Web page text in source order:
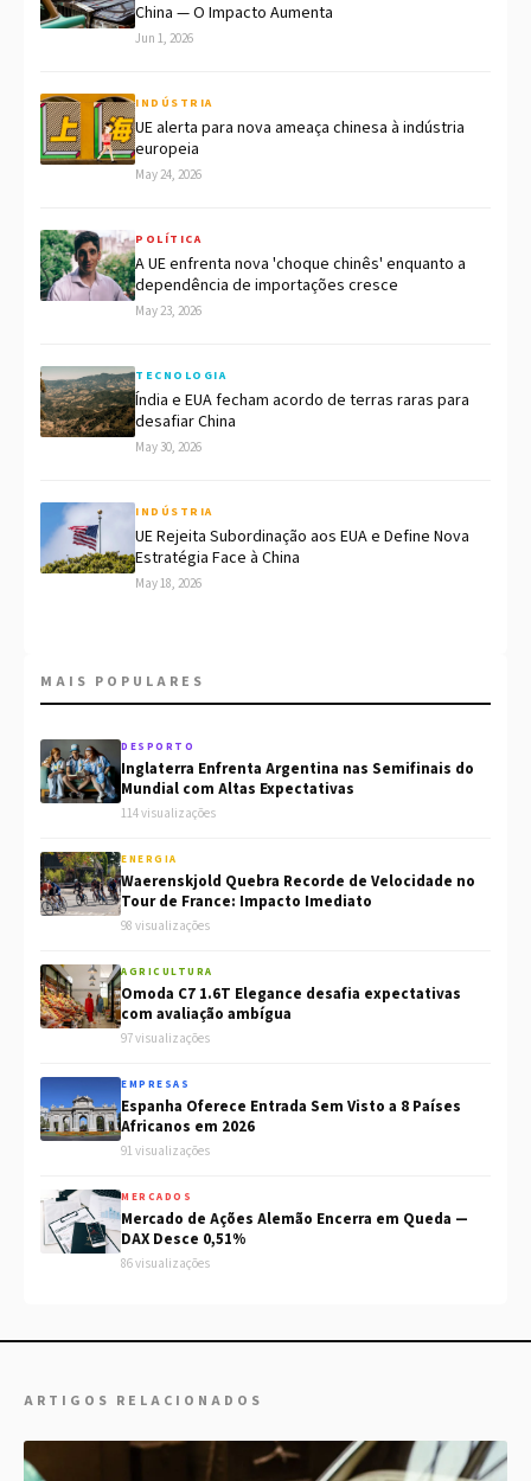
China — O Impacto Aumenta
Jun 1, 2026
INDÚSTRIA
UE alerta para nova ameaça chinesa à indústria
europeia
May 24, 2026
POLÍTICA
A UE enfrenta nova 'choque chinês' enquanto a
dependência de importações cresce
May 23, 2026
TECNOLOGIA
Índia e EUA fecham acordo de terras raras para
desafiar China
May 30, 2026
INDÚSTRIA
UE Rejeita Subordinação aos EUA e Define Nova
Estratégia Face à China
May 18, 2026
MAIS POPULARES
DESPORTO
Inglaterra Enfrenta Argentina nas Semifinais do
Mundial com Altas Expectativas
114 visualizações
ENERGIA
Waerenskjold Quebra Recorde de Velocidade no
Tour de France: Impacto Imediato
98 visualizações
AGRICULTURA
Omoda C7 1.6T Elegance desafia expectativas
com avaliação ambígua
97 visualizações
EMPRESAS
Espanha Oferece Entrada Sem Visto a 8 Países
Africanos em 2026
91 visualizações
MERCADOS
Mercado de Ações Alemão Encerra em Queda —
DAX Desce 0,51%
86 visualizações
ARTIGOS RELACIONADOS